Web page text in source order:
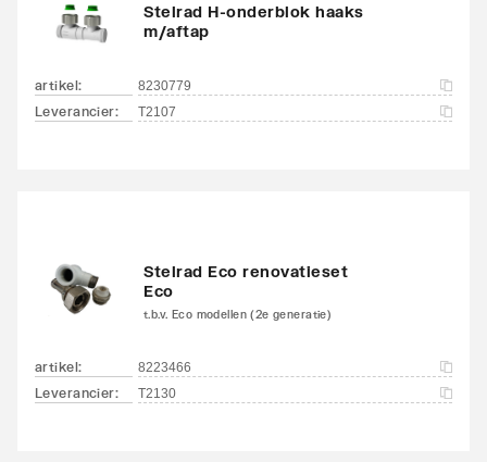
Stelrad H-onderblok haaks
m/aftap
artikel: 8230779
Leverancier: T2107
Stelrad Eco renovatieset
Eco
t.b.v. Eco modellen (2e generatie)
artikel: 8223466
Leverancier: T2130